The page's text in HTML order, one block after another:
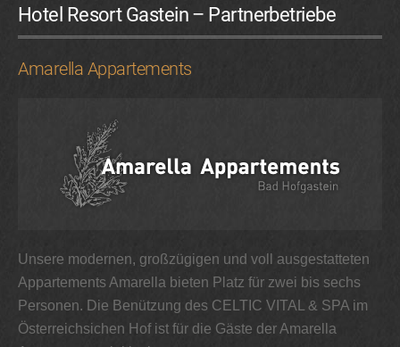
Hotel Resort Gastein – Partnerbetriebe
Amarella Appartements
Unsere modernen, großzügigen und voll ausgestatteten
Appartements Amarella bieten Platz für zwei bis sechs
Personen. Die Benützung des CELTIC VITAL & SPA im
Österreichsichen Hof ist für die Gäste der Amarella